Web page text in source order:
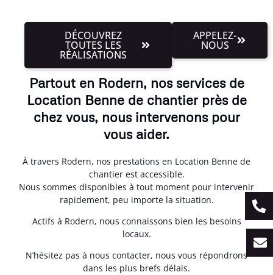
DÉCOUVREZ
TOUTES LES
RÉALISATIONS
APPELEZ-
NOUS
Partout en Rodern, nos services de
Location Benne de chantier près de
chez vous, nous intervenons pour
vous aider.
À travers Rodern, nos prestations en Location Benne de
chantier est accessible.
Nous sommes disponibles à tout moment pour intervenir
rapidement, peu importe la situation.
Actifs à Rodern, nous connaissons bien les besoins
locaux.
N’hésitez pas à nous contacter, nous vous répondrons
dans les plus brefs délais.